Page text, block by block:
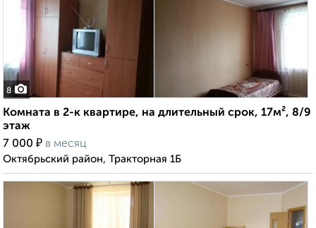
8
Комната в 2-к квартире, на длительный срок, 17м², 8/9
этаж
7 000 ₽ в месяц
Октябрьский район, Тракторная 1Б